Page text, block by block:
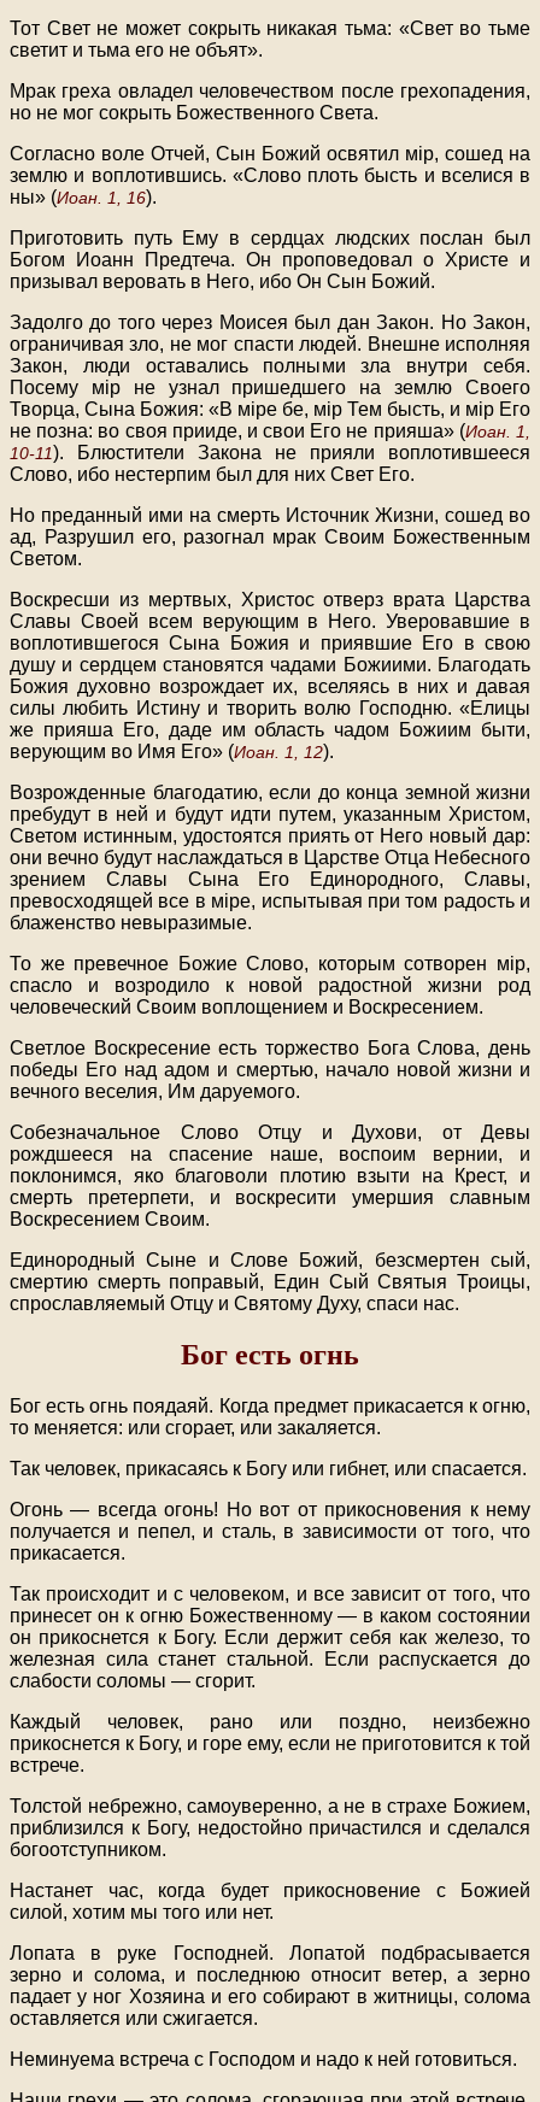
Тот Свет не может сокрыть никакая тьма: «Свет во тьме
светит и тьма его не объят».
Мрак греха овладел человечеством после грехопадения,
но не мог сокрыть Божественного Света.
Согласно воле Отчей, Сын Божий освятил мip, сошед на
землю и воплотившись. «Слово плоть бысть и вселися в
ны» (Иоан. 1, 16).
Приготовить путь Ему в сердцах людских послан был
Богом Иоанн Предтеча. Он проповедовал о Христе и
призывал веровать в Него, ибо Он Сын Божий.
Задолго до того через Моисея был дан Закон. Но Закон,
ограничивая зло, не мог спасти людей. Внешне исполняя
Закон, люди оставались полными зла внутри себя.
Посему мip не узнал пришедшего на землю Своего
Творца, Сына Божия: «В мipe бе, мiр Тем бысть, и мip Его
не позна: во своя прииде, и свои Его не прияша» (Иоан. 1,
10-11). Блюстители Закона не прияли воплотившееся
Слово, ибо нестерпим был для них Свет Его.
Но преданный ими на смерть Источник Жизни, сошед во
ад, Разрушил его, разогнал мрак Своим Божественным
Светом.
Воскресши из мертвых, Христос отверз врата Царства
Славы Своей всем верующим в Него. Уверовавшие в
воплотившегося Сына Божия и приявшие Его в свою
душу и сердцем становятся чадами Божиими. Благодать
Божия духовно возрождает их, вселяясь в них и давая
силы любить Истину и творить волю Господню. «Елицы
же прияша Его, даде им область чадом Божиим быти,
верующим во Имя Его» (Иоан. 1, 12).
Возрожденные благодатию, если до конца земной жизни
пребудут в ней и будут идти путем, указанным Христом,
Светом истинным, удостоятся приять от Него новый дар:
они вечно будут наслаждаться в Царстве Отца Небесного
зрением Славы Сына Его Единородного, Славы,
превосходящей все в мipe, испытывая при том радость и
блаженство невыразимые.
То же превечное Божие Слово, которым сотворен мip,
спасло и возродило к новой радостной жизни род
человеческий Своим воплощением и Воскресением.
Светлое Воскресение есть торжество Бога Слова, день
победы Его над адом и смертью, начало новой жизни и
вечного веселия, Им даруемого.
Собезначальное Слово Отцу и Духови, от Девы
рождшееся на спасение наше, воспоим вернии, и
поклонимся, яко благоволи плотию взыти на Крест, и
смерть претерпети, и воскресити умершия славным
Воскресением Своим.
Единородный Сыне и Слове Божий, безсмертен сый,
смертию смерть поправый, Един Сый Святыя Троицы,
спрославляемый Отцу и Святому Духу, спаси нас.
Бог есть огнь
Бог есть огнь поядаяй. Когда предмет прикасается к огню,
то меняется: или сгорает, или закаляется.
Так человек, прикасаясь к Богу или гибнет, или спасается.
Огонь — всегда огонь! Но вот от прикосновения к нему
получается и пепел, и сталь, в зависимости от того, что
прикасается.
Так происходит и с человеком, и все зависит от того, что
принесет он к огню Божественному — в каком состоянии
он прикоснется к Богу. Если держит себя как железо, то
железная сила станет стальной. Если распускается до
слабости соломы — сгорит.
Каждый человек, рано или поздно, неизбежно
прикоснется к Богу, и горе ему, если не приготовится к той
встрече.
Толстой небрежно, самоуверенно, а не в страхе Божием,
приблизился к Богу, недостойно причастился и сделался
богоотступником.
Настанет час, когда будет прикосновение с Божией
силой, хотим мы того или нет.
Лопата в руке Господней. Лопатой подбрасывается
зерно и солома, и последнюю относит ветер, а зерно
падает у ног Хозяина и его собирают в житницы, солома
оставляется или сжигается.
Неминуема встреча с Господом и надо к ней готовиться.